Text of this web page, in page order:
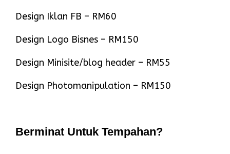
Design Iklan FB – RM60
Design Logo Bisnes – RM150
Design Minisite/blog header – RM55
Design Photomanipulation – RM150
Berminat Untuk Tempahan?